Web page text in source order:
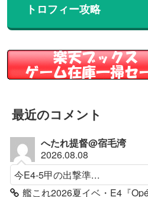
トロフィー攻略
最近のコメント
へたれ提督@宿毛湾
2026.08.08
今E4-5甲の出撃準...
艦これ2026夏イベ・E4『